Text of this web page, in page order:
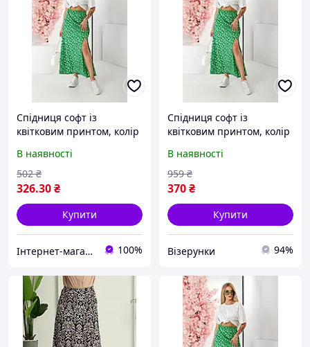
Спідниця софт із
квітковим принтом, колір
В наявності
326.30₴
502 ₴
Купити
Інтернет-магазин Homecotton 100%
Спідниця софт із
квітковим принтом, колір
В наявності
370₴
959 ₴
Купити
Візерунки 94%